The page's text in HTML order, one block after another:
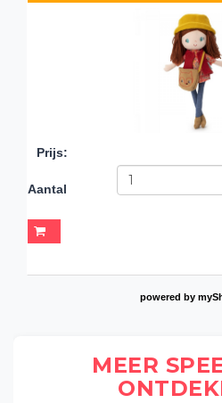
Prijs:
Aantal
powered by
MEER